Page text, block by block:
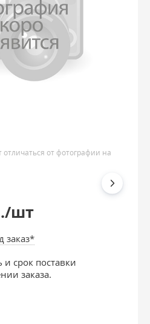
от фотографии на
шт
заказ*
срок поставки
заказа.